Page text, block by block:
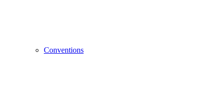
Conventions